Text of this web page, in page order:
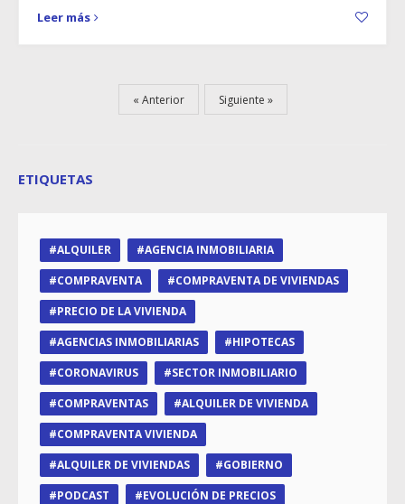
Leer más
Anterior Siguiente
ETIQUETAS
ALQUILER
AGENCIA INMOBILIARIA
COMPRAVENTA
COMPRAVENTA DE VIVIENDAS
PRECIO DE LA VIVIENDA
AGENCIAS INMOBILIARIAS
HIPOTECAS
CORONAVIRUS
SECTOR INMOBILIARIO
COMPRAVENTAS
ALQUILER DE VIVIENDA
COMPRAVENTA VIVIENDA
ALQUILER DE VIVIENDAS
GOBIERNO
PODCAST
EVOLUCIÓN DE PRECIOS